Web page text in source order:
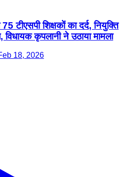
टीएसपी शिक्षकों का दर्द, नियुक्ति
कृपलानी ने उठाया मामला
18, 2026